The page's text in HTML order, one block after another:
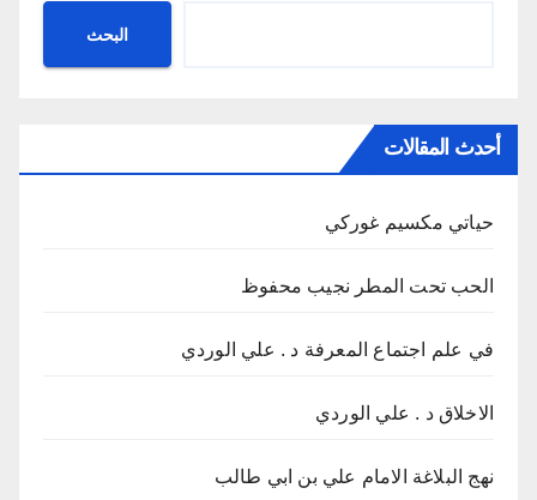
البحث
أحدث المقالات
حياتي مكسيم غوركي
الحب تحت المطر نجيب محفوظ
في علم اجتماع المعرفة د . علي الوردي
الاخلاق د . علي الوردي
نهج البلاغة الامام علي بن ابي طالب